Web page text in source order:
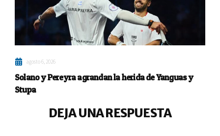
agosto 6, 2026
Solano y Pereyra agrandan la herida de Yanguas y
Stupa
DEJA UNA RESPUESTA